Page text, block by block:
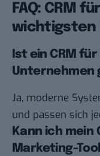
FAQ: CRM
wichtigsten
Ist ein CRM
Unternehmen
Ja, moderne
und passen sich
Kann ich mein
Marketing-